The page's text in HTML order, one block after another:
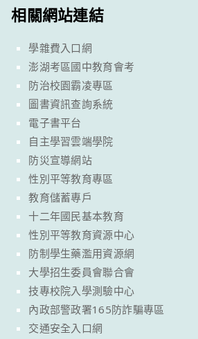
相關網站連結
學雜費入口網
澎湖考區國中教育會考
防治校園霸凌專區
圖書資訊查詢系統
電子書平台
自主學習雲端學院
防災宣導網站
性別平等教育專區
教育儲蓄專戶
十二年國民基本教育
性別平等教育資源中心
防制學生藥濫用資源網
大學招生委員會聯合會
技專校院入學測驗中心
內政部警政署165防詐騙專區
交通安全入口網